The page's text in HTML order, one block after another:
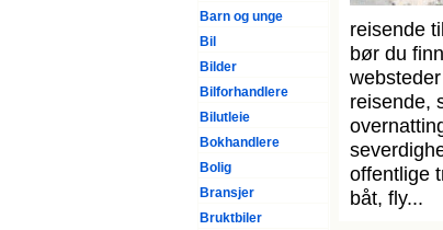
Barn og unge
Bil
Bilder
Bilforhandlere
Bilutleie
Bokhandlere
Bolig
Bransjer
Bruktbiler
reisende
bør du
reisende,
offentlige
båt, fly...